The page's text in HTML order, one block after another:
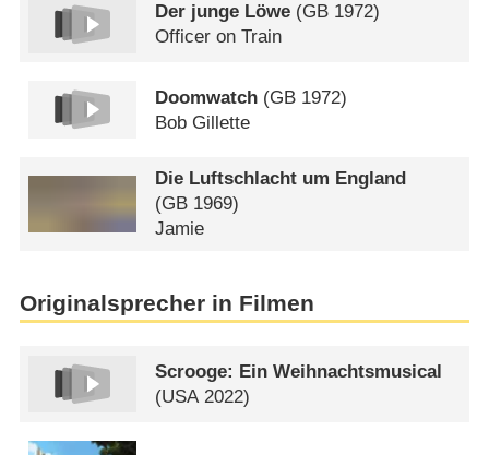
Der junge Löwe (GB 1972)
Officer on Train
Doomwatch (GB 1972)
Bob Gillette
Die Luftschlacht um England
(GB 1969)
Jamie
Originalsprecher in Filmen
Scrooge: Ein Weihnachtsmusical
(USA2022)